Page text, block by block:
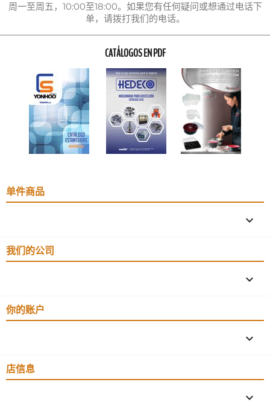
周一至周五，10:00至18:00。如果您有任何疑问或想通过电话下
单，请拨打我们的电话。
CATÁLOGOS EN PDF
单件商品

我们的公司

你的账户

店信息
keyboard_arrow_down